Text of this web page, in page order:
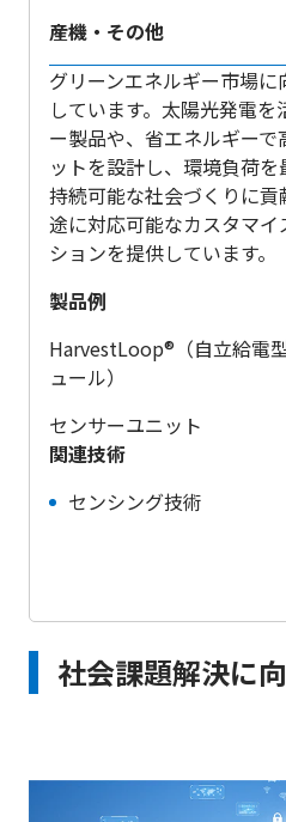
産機・その他
グリーンエネルギー市場
しています。太陽光発電
ー製品や、省エネルギー
ットを設計し、環境負荷
持続可能な社会づくりに
途に対応可能なカスタマ
ションを提供しています。
製品例
HarvestLoop®（自立給電
ュール）
センサーユニット
関連技術
センシング技術
社会課題解決に